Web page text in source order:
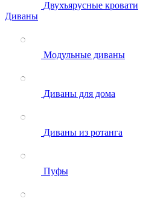
Двухъярусные кровати
Диваны
Модульные диваны
Диваны для дома
Диваны из ротанга
Пуфы